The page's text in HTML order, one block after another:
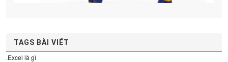
TAGS BÀI VIẾT
.Excel là gì